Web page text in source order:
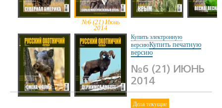
№6 (21) Июнь
2014
Купить электронную
версиюКупить печатную
версию
№6 (21) ИЮНЬ
2014
Дела текущие